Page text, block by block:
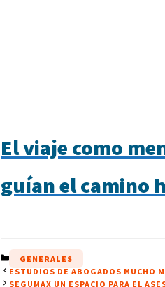
El viaje como
guían el camino
CATEGORÍAS
GENERALES
ESTUDIOS DE ABOGADOS MUCHO
SEGUMAX UN ESPACIO PARA EL